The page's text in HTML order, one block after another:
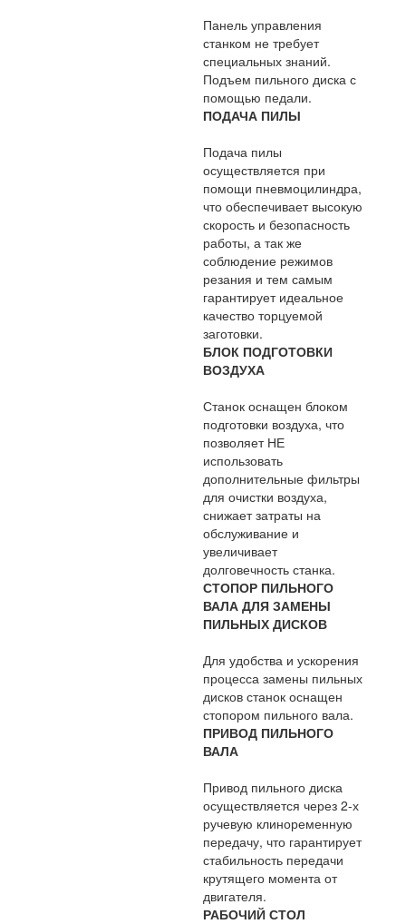
Панель управления
станком не требует
специальных знаний.
Подъем пильного диска с
помощью педали.
ПОДАЧА ПИЛЫ
Подача пилы
осуществляется при
помощи пневмоцилиндра,
что обеспечивает высокую
скорость и безопасность
работы, а так же
соблюдение режимов
резания и тем самым
гарантирует идеальное
качество торцуемой
заготовки.
БЛОК ПОДГОТОВКИ
ВОЗДУХА
Станок оснащен блоком
подготовки воздуха, что
позволяет НЕ
использовать
дополнительные фильтры
для очистки воздуха,
снижает затраты на
обслуживание и
увеличивает
долговечность станка.
СТОПОР ПИЛЬНОГО
ВАЛА ДЛЯ ЗАМЕНЫ
ПИЛЬНЫХ ДИСКОВ
Для удобства и ускорения
процесса замены пильных
дисков станок оснащен
стопором пильного вала.
ПРИВОД ПИЛЬНОГО
ВАЛА
Привод пильного диска
осуществляется через 2-х
ручевую клиноременную
передачу, что гарантирует
стабильность передачи
крутящего момента от
двигателя.
РАБОЧИЙ СТОЛ